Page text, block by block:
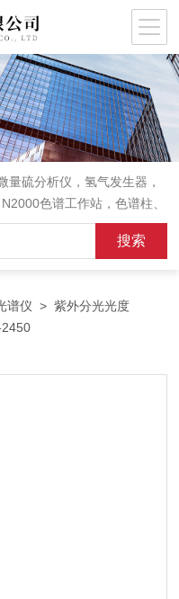
量硫分析仪，氢气发生器，
色谱工作站，色谱柱、
，热解析仪，紫外分光光度
谱仪，分析天平等常规实验
谱仪 >紫外分光光度